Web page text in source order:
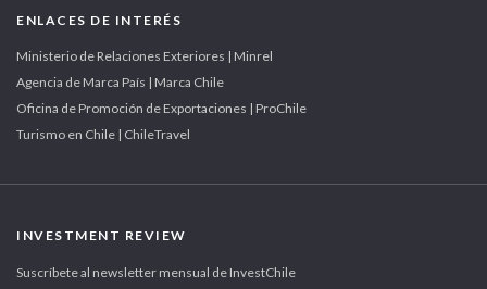
ENLACES DE INTERÉS
Ministerio de Relaciones Exteriores | Minrel
Agencia de Marca País | Marca Chile
Oficina de Promoción de Exportaciones | ProChile
Turismo en Chile | ChileTravel
INVESTMENT REVIEW
Suscríbete al newsletter mensual de InvestChile